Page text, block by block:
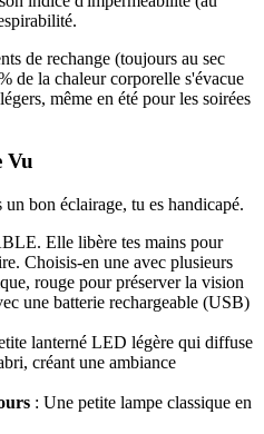
de rechange (toujours au sec
de la chaleur corporelle s'évacue
même en été pour les soirées
Vu
bon éclairage, tu es handicapé.
Elle libère tes mains pour
Choisis-en une avec plusieurs
rouge pour préserver la vision
une batterie rechargeable (USB)
lanterné LED légère qui diffuse
créant une ambiance
: Une petite lampe classique en